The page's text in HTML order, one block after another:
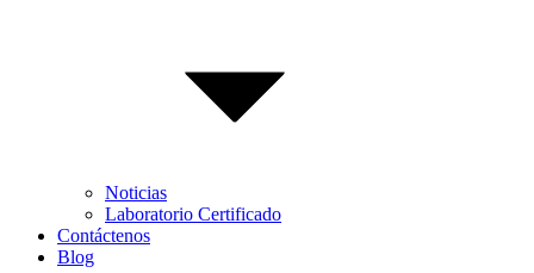
Noticias
Laboratorio Certificado
Contáctenos
Blog